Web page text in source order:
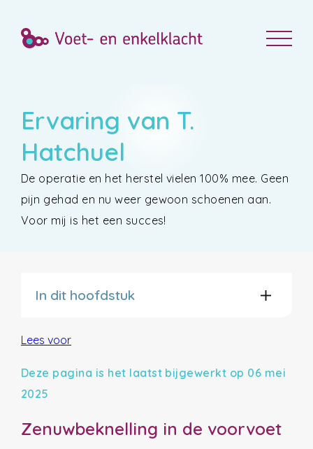
Ervaring van T.
Hatchuel
De operatie en het herstel vielen 100% mee. Geen
pijn gehad en nu weer gewoon schoenen aan.
Voor mij is het een succes!
In dit hoofdstuk
Lees voor
Deze pagina is het laatst bijgewerkt op 06 mei
2025
Zenuwbeknelling in de voorvoet